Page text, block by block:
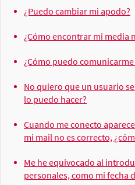
¿Puedo cambiar mi apodo?
¿Cómo encontrar mi media
¿Cómo puedo
No quiero que un usuario
lo puedo hacer?
Cuando me conecto
mi mail no es correcto,
Me he equivocado al
personales, como mi fecha